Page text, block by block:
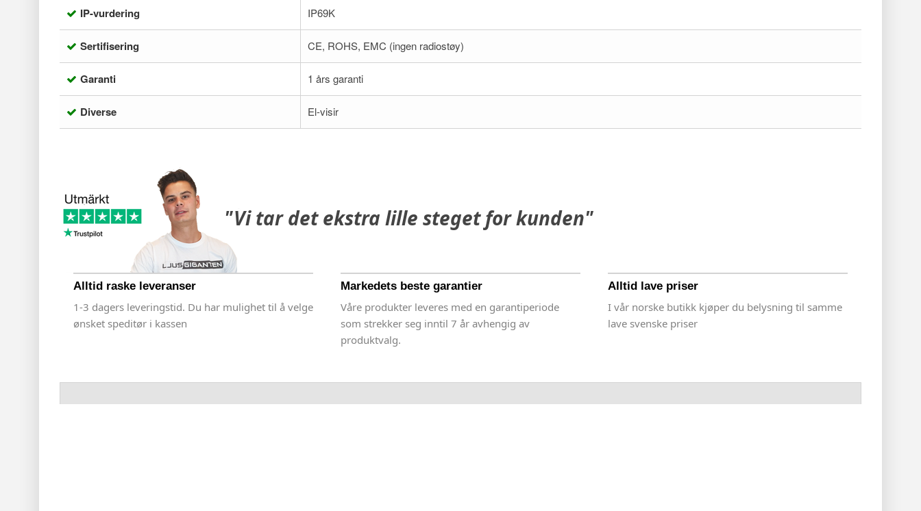
IP-vurdering IP69K
Sertifisering CE, ROHS, EMC (ingen radiostøy)
Garanti 1 års garanti
Diverse El-visir
"Vi tar det ekstra lille steget for kunden"
Alltid raske leveranser
1-3 dagers leveringstid. Du har mulighet til å velge
ønsket speditør i kassen
Markedets beste garantier
Våre produkter leveres med en garantiperiode
som strekker seg inntil 7 år avhengig av
produktvalg.
Alltid lave priser
I vår norske butikk kjøper du belysning til samme
lave svenske priser